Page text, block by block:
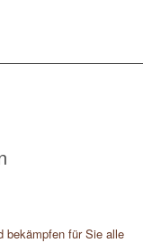
bekämpfen für Sie alle